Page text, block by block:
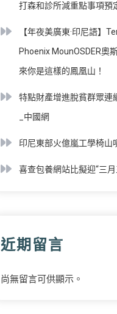
打森和診所減重點事項預
【年夜美廣東·印尼語】
Phoenix MounOSDER奧
來你是這樣的鳳凰山！
特點財產增進脫貧群眾連
_中國網
印尼東部火億嵐工學椅山
喜查包養網站比擬迎“三
近期留言
尚無留言可供顯示。